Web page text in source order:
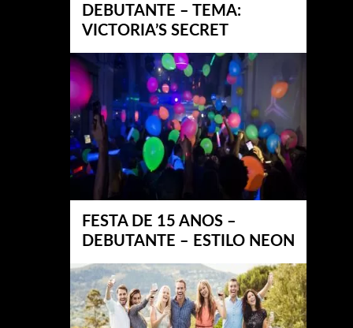
DEBUTANTE – TEMA:
VICTORIA’S SECRET
FESTA DE 15 ANOS –
DEBUTANTE – ESTILO NEON